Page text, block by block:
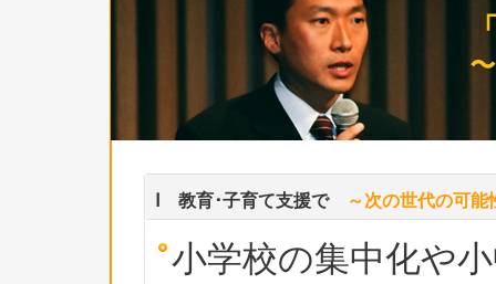
Ⅰ 教育･子育て支援で ～次の世代の可能
小学校の集中化や